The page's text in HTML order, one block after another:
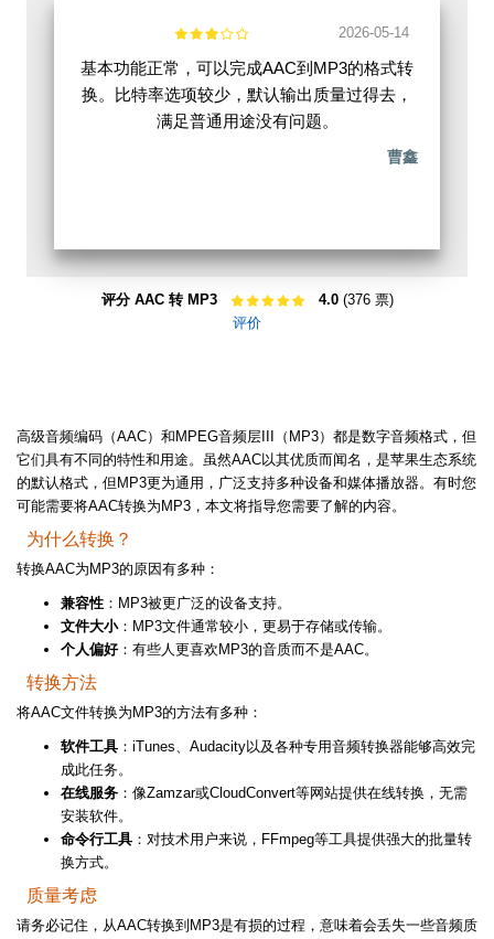
2026-05-14
基本功能正常，可以完成AAC到MP3的格式转
换。比特率选项较少，默认输出质量过得去，
满足普通用途没有问题。
曹鑫
评分 AAC 转 MP3 4.0(376 票)
评价
高级音频编码（AAC）和MPEG音频层III（MP3）都是数字音频格式，但
它们具有不同的特性和用途。虽然AAC以其优质而闻名，是苹果生态系统
的默认格式，但MP3更为通用，广泛支持多种设备和媒体播放器。有时您
可能需要将AAC转换为MP3，本文将指导您需要了解的内容。
为什么转换？
转换AAC为MP3的原因有多种：
兼容性 ：MP3被更广泛的设备支持。
文件大小：MP3文件通常较小，更易于存储或传输。
个人偏好：有些人更喜欢MP3的音质而不是AAC。
转换方法
将AAC文件转换为MP3的方法有多种：
软件工具 ：iTunes、Audacity以及各种专用音频转换器能够高效完
成此任务。
在线服务 ：像Zamzar或CloudConvert等网站提供在线转换，无需
安装软件。
命令行工具 ：对技术用户来说，FFmpeg等工具提供强大的批量转
换方式。
质量考虑
请务必记住，从AAC转换到MP3是有损的过程，意味着会丢失一些音频质